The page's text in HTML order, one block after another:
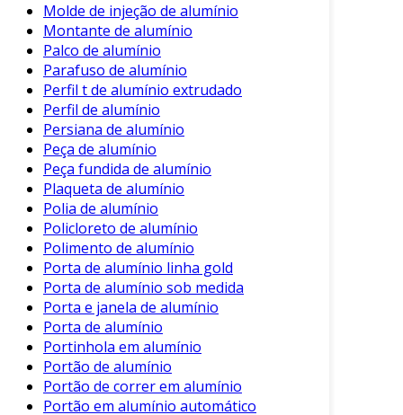
futuros.
Passos para Instalação
Avaliação do Telhado: Verifique as
condições do telhado antes da instalação.
Preparação da Estrutura
a estrutura suporte o peso das telhas.
Posicionamento e Fixação
instruções do fabricante para garantir um
encaixe perfeito.
Esses passos são fundamentais para um
desempenho adequado e prolongado da telha
de alumínio.
Conclusão
A telha de alumínio é uma solução moderna e
eficiente, trazendo uma série de vantagens
Molde de injeção de alumínio
Montante de alumínio
Palco de alumínio
Parafuso de alumínio
Perfil t de alumínio extrudado
Perfil de alumínio
Persiana de alumínio
Peça de alumínio
Peça fundida de alumínio
Plaqueta de alumínio
Polia de alumínio
Policloreto de alumínio
Polimento de alumínio
Porta de alumínio linha gold
Porta de alumínio sob medida
Porta e janela de alumínio
Porta de alumínio
Portinhola em alumínio
Portão de alumínio
Portão de correr em alumínio
Portão em alumínio automático